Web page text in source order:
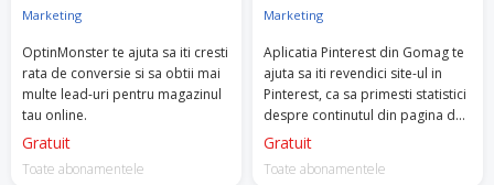
Marketing
OptinMonster te ajuta sa iti cresti
rata de conversie si sa obtii mai
multe lead-uri pentru magazinul
tau online.
Gratuit
Toate abonamentele
Marketing
Aplicatia Pinterest din Gomag te
ajuta sa iti revendici site-ul in
Pinterest, ca sa primesti statistici
despre continutul din pagina de
business.
Gratuit
Toate abonamentele